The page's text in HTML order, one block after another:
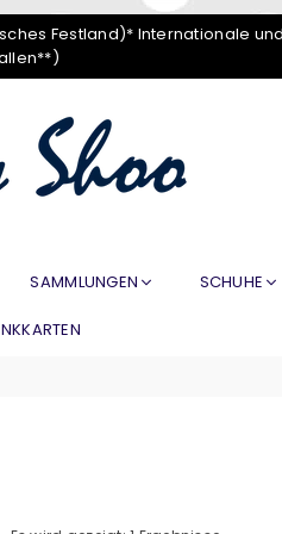
Festland)*
SAMMLUNGEN SCHUHE